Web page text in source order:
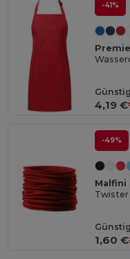
-41%
4,19 €
-49%
Malfini
Twister
1,60 €